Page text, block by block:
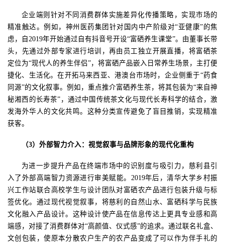
企业端则针对不同消费群体实施差异化传播策略，实现市场的
精准触达。例如，神州医药集团针对国内中产阶级对“亚健康”的焦
虑，自 2019年开始通过自有抖音号开设“富硒养生课堂”。由董事长带
头，先通过外部专家进行培训，再由员工独立开展直播，将富硒茶
定位为“现代人的养生伴侣”，将富硒产品嵌入日常养生场景，主打便
捷化、生活化。在开拓马来西亚、港澳台市场时，企业侧重于“药食
同源”的文化叙事。例如，重点推介富硒养生茶，将其包装为“来自神
秘湘西的长寿茶”，通过中国传统茶文化与现代长寿科学的结合，激
发海外华人的文化共鸣。这种分类宣传避免了盲目推销，实现精准
获客。
（3）外部智力介入：视觉叙事与品牌形象的现代化重构
为进一步提升产品在终端市场中的识别度与吸引力，慈利县引
入了外部高端智力资源进行审美赋能。 2019年后，清华大学乡村振
兴工作站联合高校学生与设计团队对富硒农产品进行包装升级与标
签优化。通过现代视觉叙事，将慈利的自然山水、富硒科学与民族
文化融入产品设计。这种设计使产品在信息传达上更具专业感和高
端感，对接了消费群体对“高颜值、仪式感”的追求。通过联名礼盒、
文创包装，使原本分散农户生产的农产品变成了可以作为伴手礼的